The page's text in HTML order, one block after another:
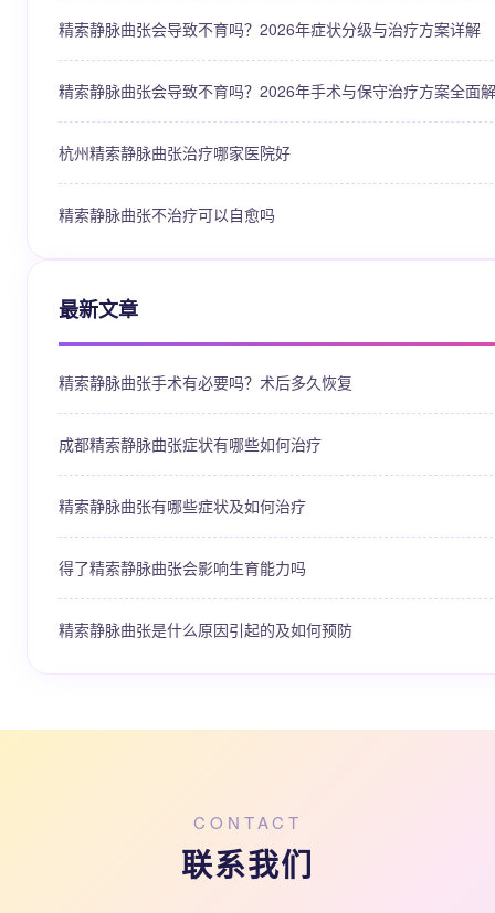
精索静脉曲张会导致不育吗？2026年症状分级与治疗方案详解
精索静脉曲张会导致不育吗？2026年手术与保守治疗方案全面
杭州精索静脉曲张治疗哪家医院好
精索静脉曲张不治疗可以自愈吗
最新文章
精索静脉曲张手术有必要吗？术后多久恢复
成都精索静脉曲张症状有哪些如何治疗
精索静脉曲张有哪些症状及如何治疗
得了精索静脉曲张会影响生育能力吗
精索静脉曲张是什么原因引起的及如何预防
CONTACT
联系我们